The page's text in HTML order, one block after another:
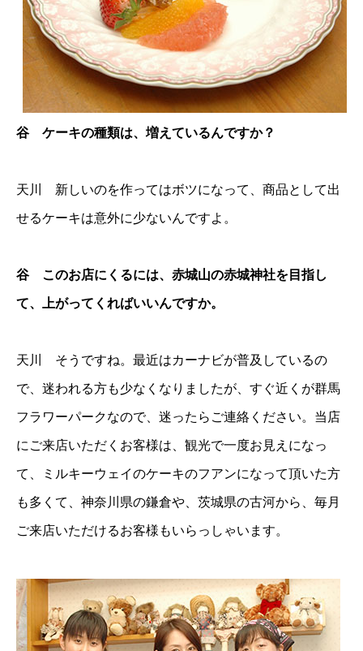
谷 ケーキの種類は、増えているんですか？
天川 新しいのを作ってはボツになって、商品として出
せるケーキは意外に少ないんですよ。
谷 このお店にくるには、赤城山の赤城神社を目指し
て、上がってくればいいんですか。
天川 そうですね。最近はカーナビが普及しているの
で、迷われる方も少なくなりましたが、すぐ近くが群馬
フラワーパークなので、迷ったらご連絡ください。当店
にご来店いただくお客様は、観光で一度お見えになっ
て、ミルキーウェイのケーキのフアンになって頂いた方
も多くて、神奈川県の鎌倉や、茨城県の古河から、毎月
ご来店いただけるお客様もいらっしゃいます。